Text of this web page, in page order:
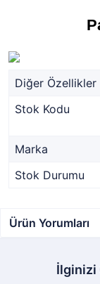
Diğer Özellikler
Stok Kodu
Marka
Stok Durumu
Ürün Yorumları
İlginizi